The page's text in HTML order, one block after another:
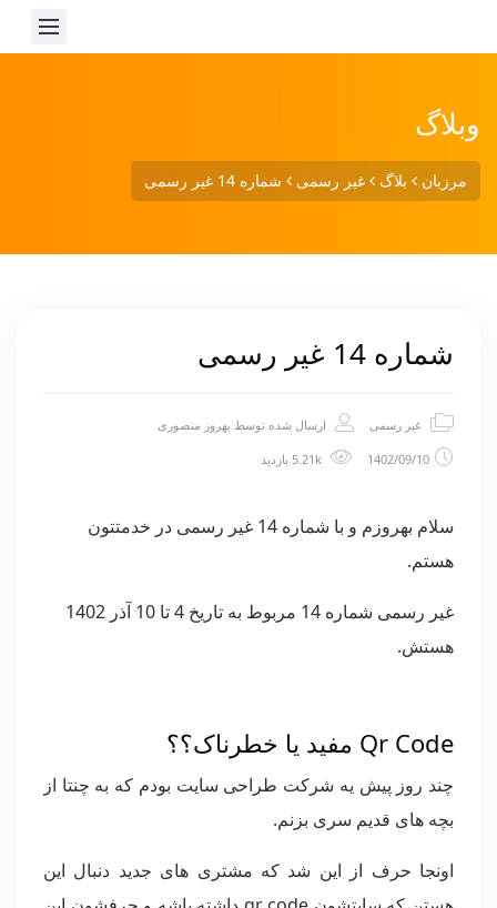
وبلاگ
مرزبان بلاگ غیر رسمی شماره 14 غیر رسمی
شماره 14 غیر رسمی
غیر رسمی ارسال شده توسط بهروز منصوری
1402/09/10
سلام بهروزم و با شماره 14 غیر رسمی در خدمتتون
هستم.
غیر رسمی شماره 14 مربوط به تاریخ 4 تا 10 آذر 1402
هستش.
Qr Code مفید یا خطرناک؟؟
چند روز پیش یه شرکت طراحی سایت بودم که به چنتا از
بچه های قدیم سری بزنم.
اونجا حرف از این شد که مشتری های جدید دنبال این